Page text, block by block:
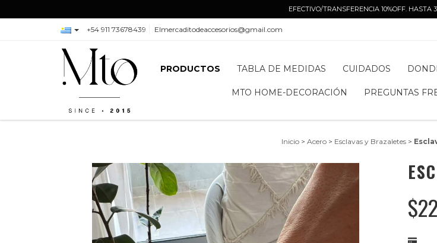
EFECTIVO/TRANSFERENCIA 10%OFF. HASTA
+54 911 73678439 Elmercaditodeaccesorios@gmail.com
PRODUCTOS TABLA DE MEDIDAS CUIDADOS
MTO HOME-DECORACIÓN PREGUNTAS
Inicio > Acero > Esclavas y Brazaletes >